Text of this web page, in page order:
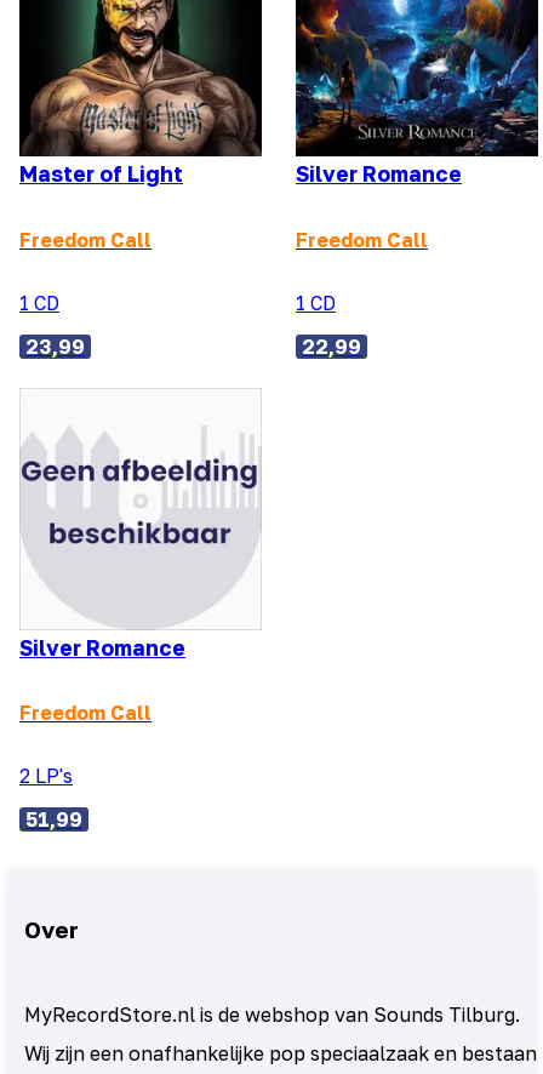
Master of Light
Freedom Call
1 CD
23,99
Silver Romance
Freedom Call
1 CD
22,99
Silver Romance
Freedom Call
2 LP's
51,99
Over
MyRecordStore.nl is de webshop van Sounds Tilburg.
Wij zijn een onafhankelijke pop speciaalzaak en bestaan